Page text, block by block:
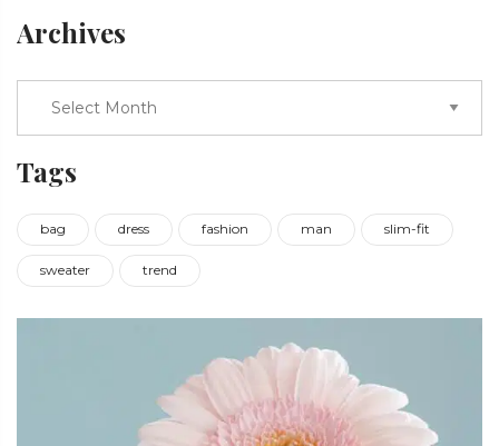
Archives
Tags
bag dress fashion man slim-fit
sweater trend